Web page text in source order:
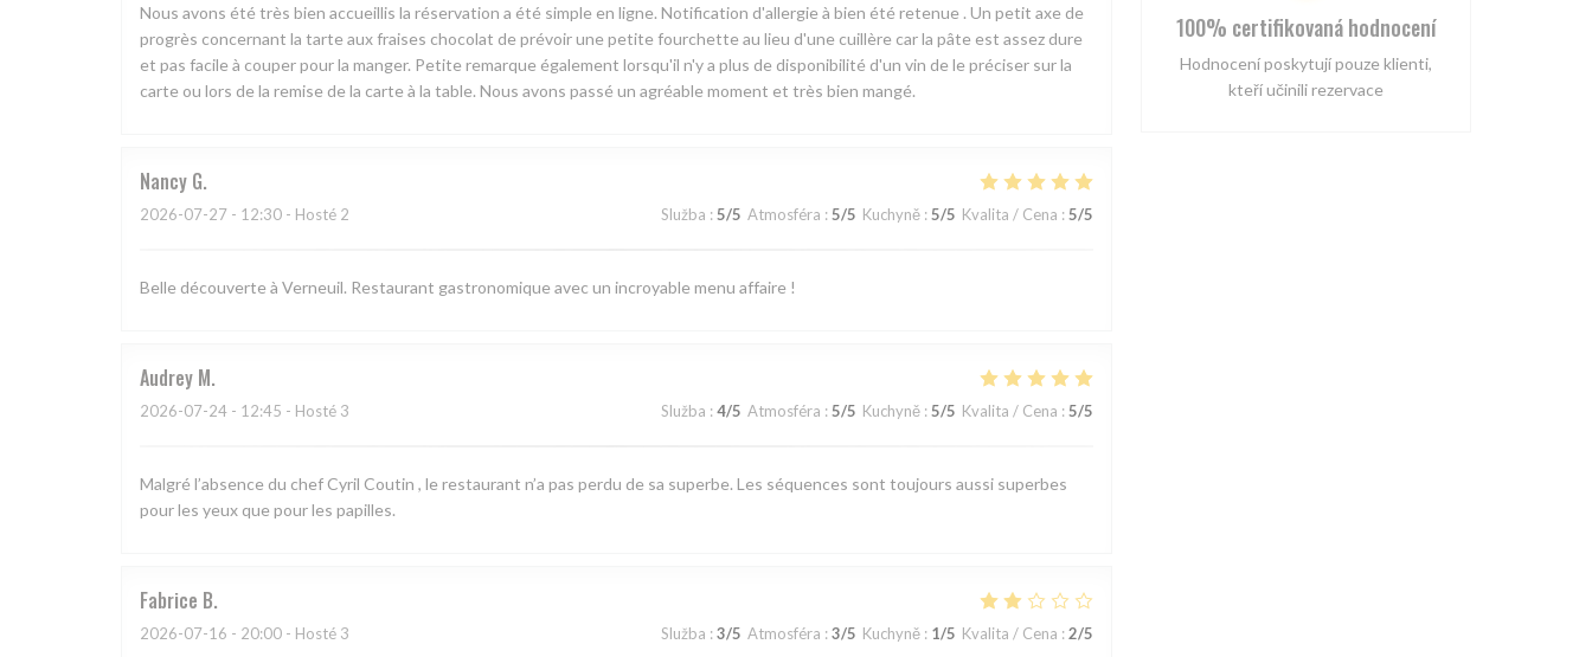
Nous avons été très bien accueillis la réservation a été simple en ligne. Notification d'allergie à bien été retenue . Un petit axe de
progrès concernant la tarte aux fraises chocolat de prévoir une petite fourchette au lieu d'une cuillère car la pâte est assez dure
et pas facile à couper pour la manger. Petite remarque également lorsqu'il n'y a plus de disponibilité d'un vin de le préciser sur la
carte ou lors de la remise de la carte à la table. Nous avons passé un agréable moment et très bien mangé.
Nancy G
2026-07-27 - 12:30 - Hosté 2 Služba : 5/5 Atmosféra : 5/5 Kuchyně : 5/5 Kvalita / Cena : 5/5
Belle découverte à Verneuil. Restaurant gastronomique avec un incroyable menu affaire !
Audrey M
2026-07-24 - 12:45 - Hosté 3 Služba : 4/5 Atmosféra : 5/5 Kuchyně : 5/5 Kvalita / Cena : 5/5
Malgré l’absence du chef Cyril Coutin , le restaurant n’a pas perdu de sa superbe. Les séquences sont toujours aussi superbes
pour les yeux que pour les papilles.
Fabrice B
2026-07-16 - 20:00 - Hosté 3 Služba : 3/5 Atmosféra : 3/5 Kuchyně : 1/5 Kvalita / Cena : 2/5
100% certifikovaná hodnocení
Hodnocení poskytují pouze klienti,
kteří učinili rezervace